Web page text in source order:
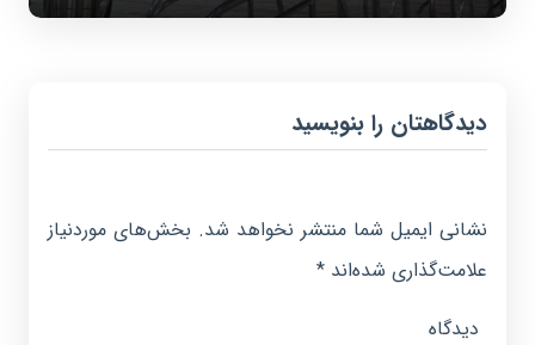
دیدگاهتان را بنویسید
نشانی ایمیل شما منتشر نخواهد شد. بخش‌های موردنیاز
علامت‌گذاری شده‌اند*
دیدگاه